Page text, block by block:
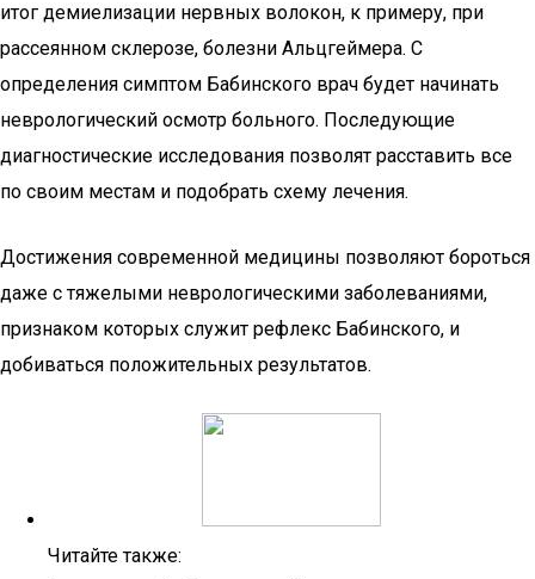
итог демиелизации нервных волокон, к примеру, при
рассеянном склерозе, болезни Альцгеймера. С
определения симптом Бабинского врач будет начинать
неврологический осмотр больного. Последующие
диагностические исследования позволят расставить все
по своим местам и подобрать схему лечения.
Достижения современной медицины позволяют бороться
даже с тяжелыми неврологическими заболеваниями,
признаком которых служит рефлекс Бабинского, и
добиваться положительных результатов.
Читайте также: